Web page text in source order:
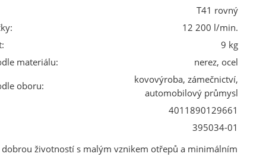
T41 rovný
12 200 l/min.
9 kg
materiálu:
nerez, ocel
oboru:
kovovýroba, zámečnictví,
automobilový průmysl
4011890129661
395034-01
životností s malým vznikem otřepů a minimálním